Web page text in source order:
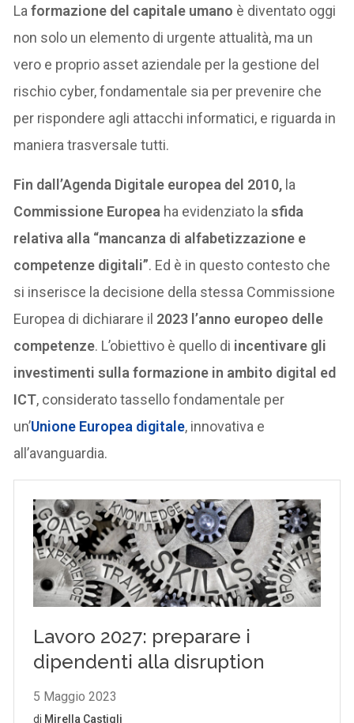
Laformazione del capitale umano è diventato oggi
non solo un elemento di urgente attualità, ma un
vero e proprio asset aziendale per la gestione del
rischio cyber, fondamentale sia per prevenire che
per rispondere agli attacchi informatici, e riguarda in
maniera trasversale tutti.
Fin dall’Agenda Digitale europea del 2010, la
Commissione Europea ha evidenziato lasfida
relativa alla “mancanza di alfabetizzazione e
competenze digitali”. Ed è in questo contesto che
si inserisce la decisione della stessa Commissione
Europea di dichiarare il 2023 l’anno europeo delle
competenze. L’obiettivo è quello di incentivare gli
investimenti sulla formazione in ambito digital ed
ICT, considerato tassello fondamentale per
un’Unione Europea digitale, innovativa e
all’avanguardia.